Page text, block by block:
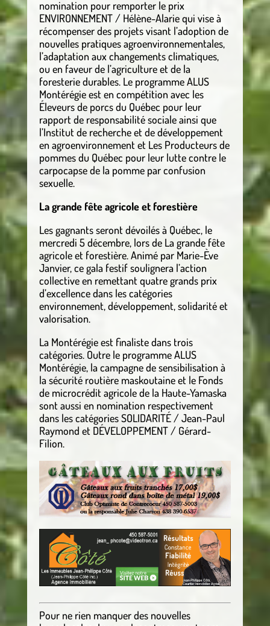
nomination pour remporter le prix
ENVIRONNEMENT / Hélène-Alarie qui vise à
récompenser des projets visant l’adoption de
nouvelles pratiques agroenvironnementales,
l’adaptation aux changements climatiques,
ou en faveur de l’agriculture et de la
foresterie durables. Le programme ALUS
Montérégie est en compétition avec les
Éleveurs de porcs du Québec pour leur
rapport de responsabilité sociale ainsi que
l’Institut de recherche et de développement
en agroenvironnement et Les Producteurs de
pommes du Québec pour leur lutte contre le
carpocapse de la pomme par confusion
sexuelle.
La grande fête agricole et forestière
Les gagnants seront dévoilés à Québec, le
mercredi 5 décembre, lors de La grande fête
agricole et forestière. Animé par Marie-Ève
Janvier, ce gala festif soulignera l’action
collective en remettant quatre grands prix
d’excellence dans les catégories
environnement, développement, solidarité et
valorisation.
La Montérégie est finaliste dans trois
catégories. Outre le programme ALUS
Montérégie, la campagne de sensibilisation à
la sécurité routière maskoutaine et le Fonds
de microcrédit agricole de la Haute-Yamaska
sont aussi en nomination respectivement
dans les catégories SOLIDARITÉ / Jean-Paul
Raymond et DÉVELOPPEMENT / Gérard-
Filion.
Pour ne rien manquer des nouvelles